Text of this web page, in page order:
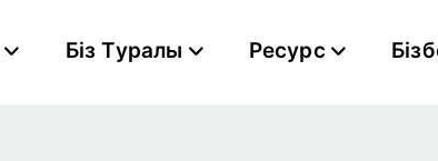
Біз Туралы Ресурс